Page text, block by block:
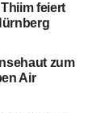
feiert
zum
Air